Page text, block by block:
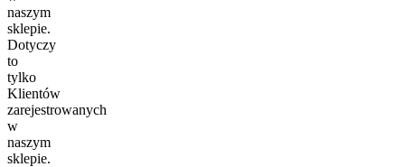
naszym
sklepie.
Dotyczy
to
tylko
Klientów
zarejestrowanych
w
naszym
sklepie.